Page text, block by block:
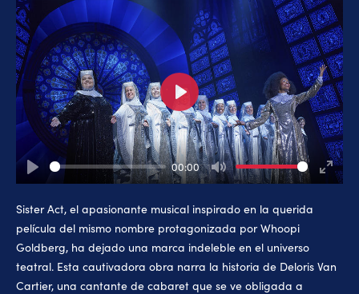
Sister Act, el apasionante musical inspirado en la querida
película del mismo nombre protagonizada por Whoopi
Goldberg, ha dejado una marca indeleble en el universo
teatral. Esta cautivadora obra narra la historia de Deloris Van
Cartier, una cantante de cabaret que se ve obligada a
Play
00:00
Mute
Enter
Play